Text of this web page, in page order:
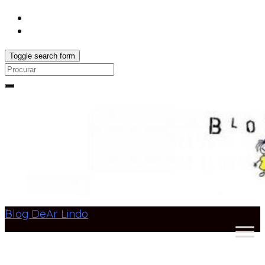
Toggle search form
Search
Blog DeAr Lindo